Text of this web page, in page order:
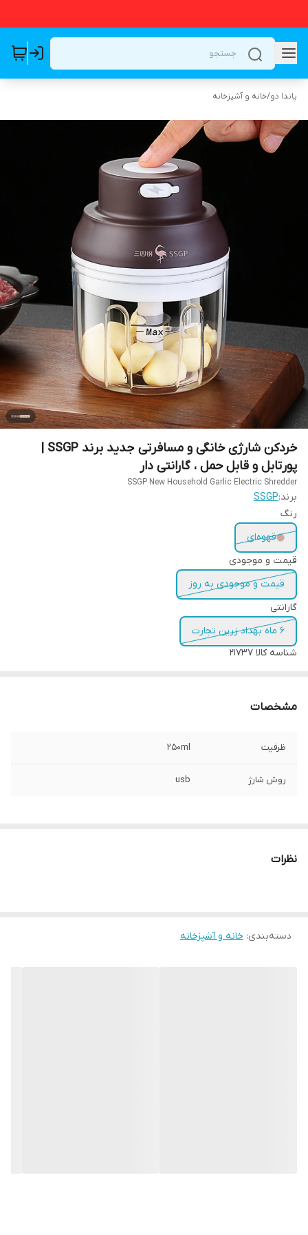
پاندا دو/خانه و آشپزخانه
پورتابل و قابل حمل ، گارانتی دار
SSGP New Household Garlic Electric Shredder
برند:SSGP
رنگ
قهوه‌ای
قیمت و موجودی
قیمت و موجودی به روز
گارانتی
6 ماه بهداد زرین تجارت
شناسه کالا 21737
مشخصات
ظرفیت 250ml
روش شارژ usb
نظرات
دسته‌بندی: خانه و آشپزخانه